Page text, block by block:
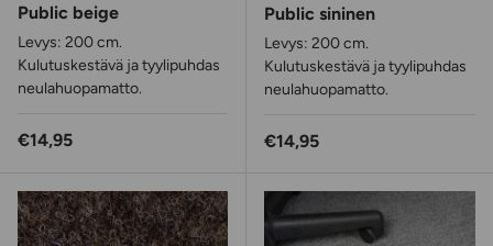
Public beige
Levys: 200 cm.
Kulutuskestävä ja tyylipuhdas
neulahuopamatto.
Normaalihinta
€14,95
Public sininen
Levys: 200 cm.
Kulutuskestävä ja tyylipuhdas
neulahuopamatto.
Normaalihinta
€14,95